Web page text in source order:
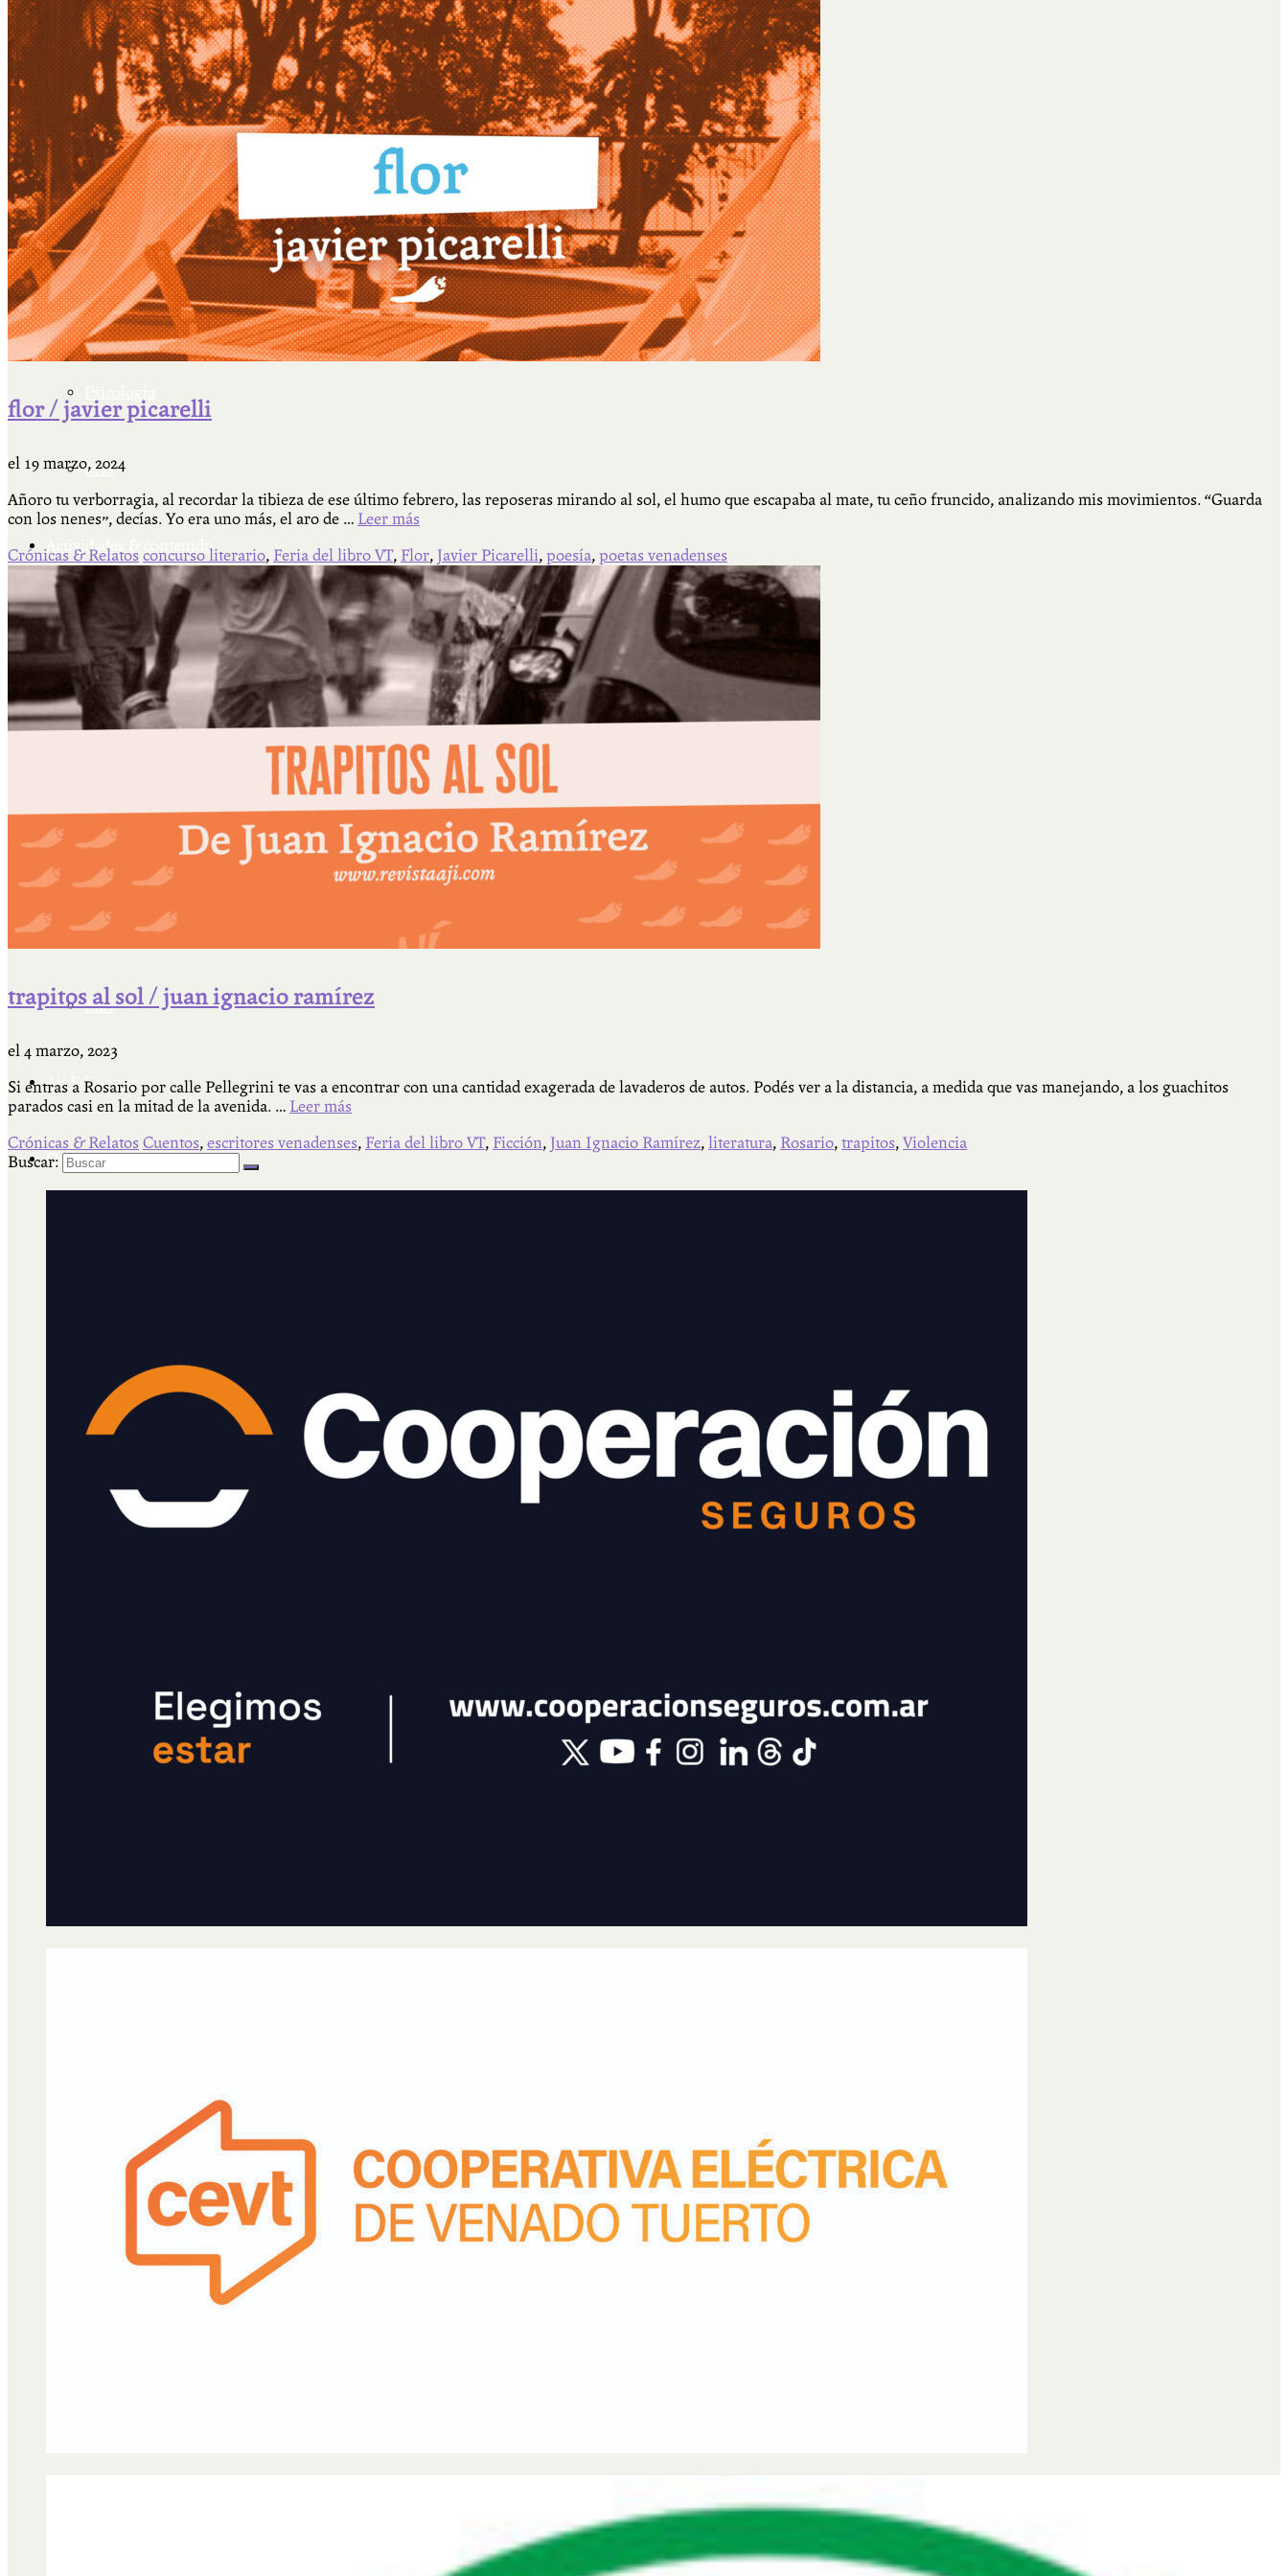
Escriben & participan
Actualidad y sociedad
Educación
Literatura
Filosofía
Más
Actividades & contenido
AJÍ EN YOUTUBE
Universidad Experimental 2022-2025
Feria del Libro Venado Tuerto 2022-2025
Facultad Libre Venado Tuerto 1990-1994
Cátedra Bailable 2018
Más
Ají Ediciones
Qué es Ají
Staff
flor / javier picarelli
el 19 marzo, 2024
Añoro tu verborragia, al recordar la tibieza de ese último febrero, las reposeras mirando al sol, el humo que escapaba al mate, tu ceño fruncido, analizando mis movimientos. “Guarda
con los nenes”, decías. Yo era uno más, el aro de … Leer más
Crónicas & Relatos concurso literario, Feria del libro VT, Flor, Javier Picarelli, poesía, poetas venadenses
trapitos al sol / juan ignacio ramírez
el 4 marzo, 2023
Si entras a Rosario por calle Pellegrini te vas a encontrar con una cantidad exagerada de lavaderos de autos. Podés ver a la distancia, a medida que vas manejando, a los guachitos
parados casi en la mitad de la avenida. … Leer más
Crónicas & Relatos Cuentos, escritores venadenses, Feria del libro VT, Ficción, Juan Ignacio Ramírez, literatura, Rosario, trapitos, Violencia
Buscar: